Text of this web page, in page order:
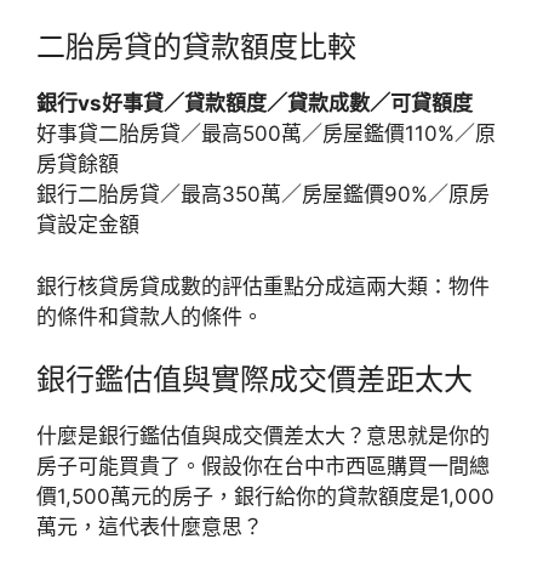
二胎房貸的貸款額度比較
銀行vs好事貸／貸款額度／貸款成數／可貸額度
好事貸二胎房貸／最高500萬／房屋鑑價110%／原
房貸餘額
銀行二胎房貸／最高350萬／房屋鑑價90%／原房
貸設定金額
銀行核貸房貸成數的評估重點分成這兩大類：物件
的條件和貸款人的條件。
銀行鑑估值與實際成交價差距太大
什麼是銀行鑑估值與成交價差太大？意思就是你的
房子可能買貴了。假設你在台中市西區購買一間總
價1,500萬元的房子，銀行給你的貸款額度是1,000
萬元，這代表什麼意思？